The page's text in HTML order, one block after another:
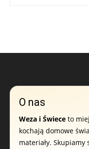
O nas
Weza i Świece to
kochają domowe
materiały.